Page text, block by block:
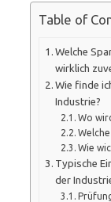
Table of
Welche
wirklich
Wie finde
Industrie?
Wo
Wie
Typische
der